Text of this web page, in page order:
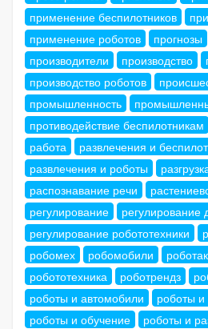
применение беспилотников
применение роботов
прогнозы
производители
производство
производство роботов
промышленность
противодействие беспилотникам
работа
развлечения и
развлечения и роботы
распознавание речи
регулирование
регулирование
регулирование робототехники
робомех
робомобили
робототехника
роботрендз
роботы и автомобили
роботы
роботы и обучение
роботы и